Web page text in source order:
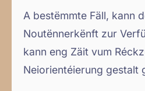
A bestëmmte Fäll, kann
Noutënnerkënft zur
kann eng Zäit vum
Neiorientéierung gestalt